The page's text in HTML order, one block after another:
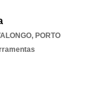
, PORTO